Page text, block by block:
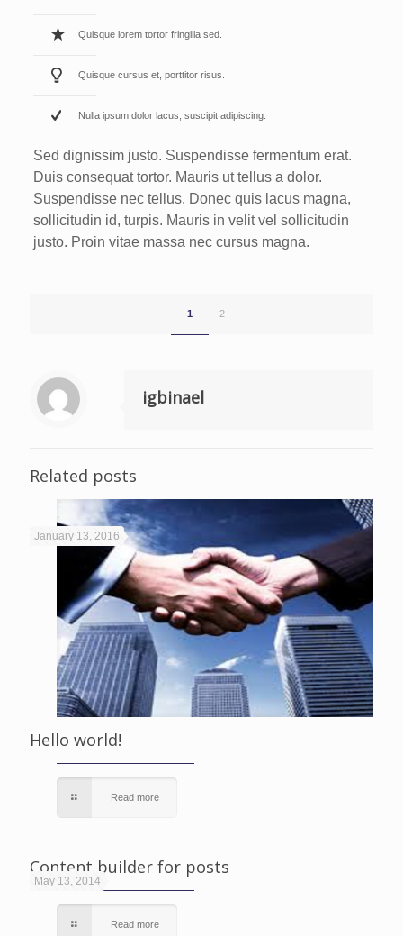
Quisque lorem tortor fringilla sed.
Quisque cursus et, porttitor risus.
Nulla ipsum dolor lacus, suscipit adipiscing.
Sed dignissim justo. Suspendisse fermentum erat.
Duis consequat tortor. Mauris ut tellus a dolor.
Suspendisse nec tellus. Donec quis lacus magna,
sollicitudin id, turpis. Mauris in velit vel sollicitudin
justo. Proin vitae massa nec cursus magna.
1 2
igbinael
Related posts
January 13, 2016
Hello world!
Read more
May 13, 2014
Content builder for posts
Read more